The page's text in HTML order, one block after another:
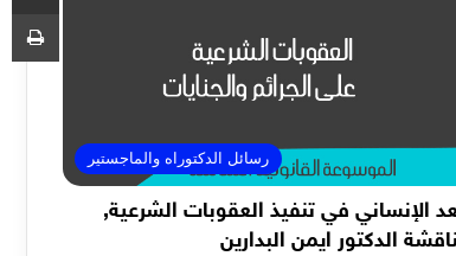
رسائل الدكتوراه والماجستير
الإنساني في تنفيذ العقوبات الشرعية,
الدكتور ايمن البدارين